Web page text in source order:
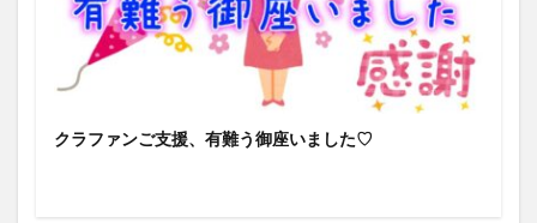
クラファンご支援、有難う御座いました♡